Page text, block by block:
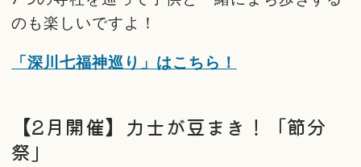
のも楽しいですよ！
「深川七福神巡り」はこちら！
【2月開催】力士が豆まき！「節分
祭」